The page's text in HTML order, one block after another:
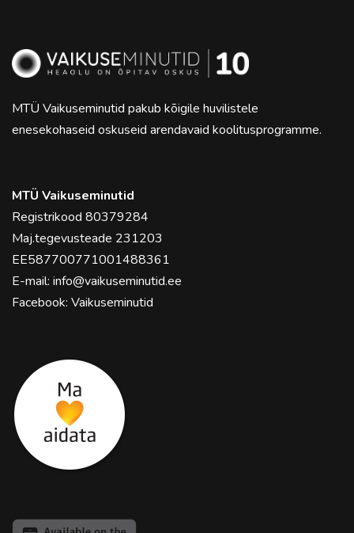
MTÜ Vaikuseminutid pakub kõigile huvilistele
enesekohaseid oskuseid arendavaid koolitusprogramme.
MTÜ Vaikuseminutid
Registrikood 80379284
Maj.tegevusteade 231203
EE587700771001488361
E-mail: info@vaikuseminutid.ee
Facebook: Vaikuseminutid